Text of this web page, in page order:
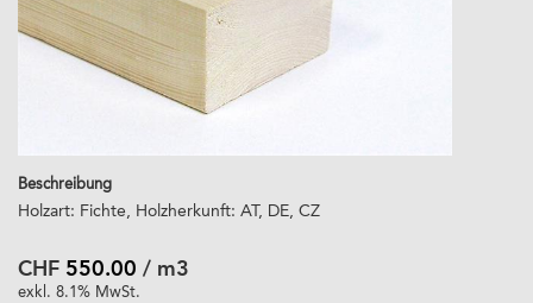
Beschreibung
Holzart: Fichte, Holzherkunft: AT, DE, CZ
CHF 550.00 / m3
exkl. 8.1% MwSt.